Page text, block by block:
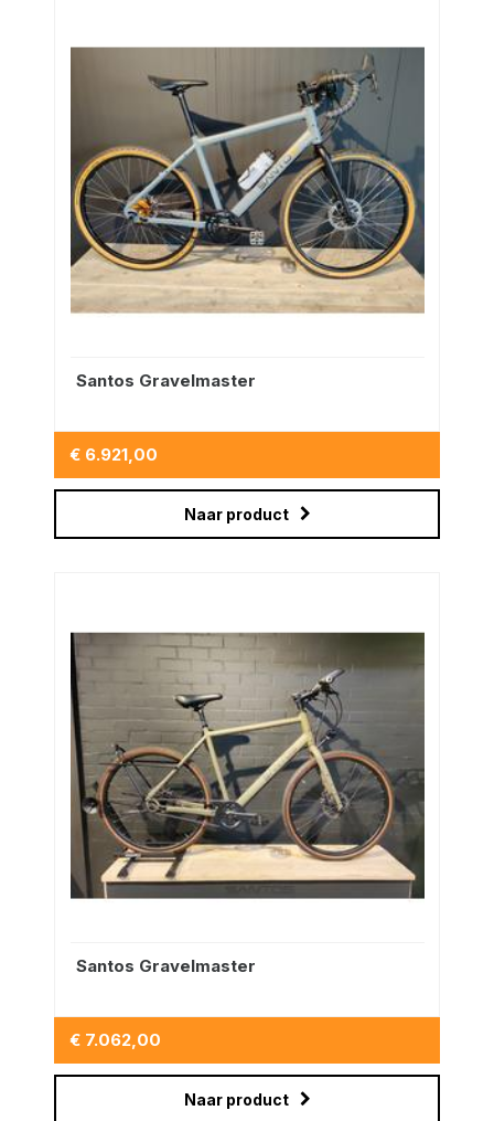
Santos Gravelmaster
€ 6.921,00
Naar product
Santos Gravelmaster
€ 7.062,00
Naar product